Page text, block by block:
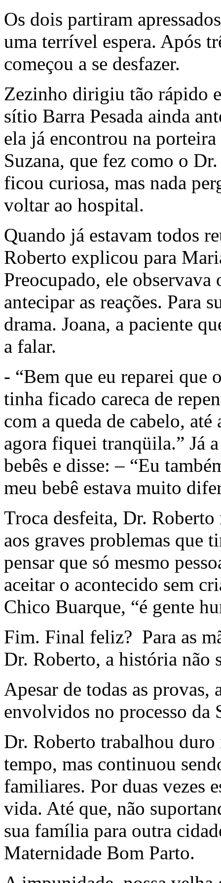
Os dois partiram
uma terrível espera. Após
começou a se desfazer.
Zezinho dirigiu tão rápido
sítio Barra Pesada ainda
ela já encontrou na
Suzana, que fez como o
ficou curiosa, mas nada
voltar ao hospital.
Quando já estavam todos
Roberto explicou para
Preocupado, ele observava
antecipar as reações. Para
drama. Joana, a paciente
a falar.
- “Bem que eu reparei que
tinha ficado careca de
com a queda de cabelo,
agora fiquei tranqüila.” Já
bebês e disse: – “Eu
meu bebê estava muito
Troca desfeita, Dr.
aos graves problemas que
pensar que só mesmo
aceitar o acontecido sem
Chico Buarque, “é gente
Fim. Final feliz? Para as
Dr. Roberto, a história não
Apesar de todas as provas,
envolvidos no processo da
Dr. Roberto trabalhou
tempo, mas continuou
familiares. Por duas vezes
vida. Até que, não
sua família para outra
Maternidade Bom Parto.